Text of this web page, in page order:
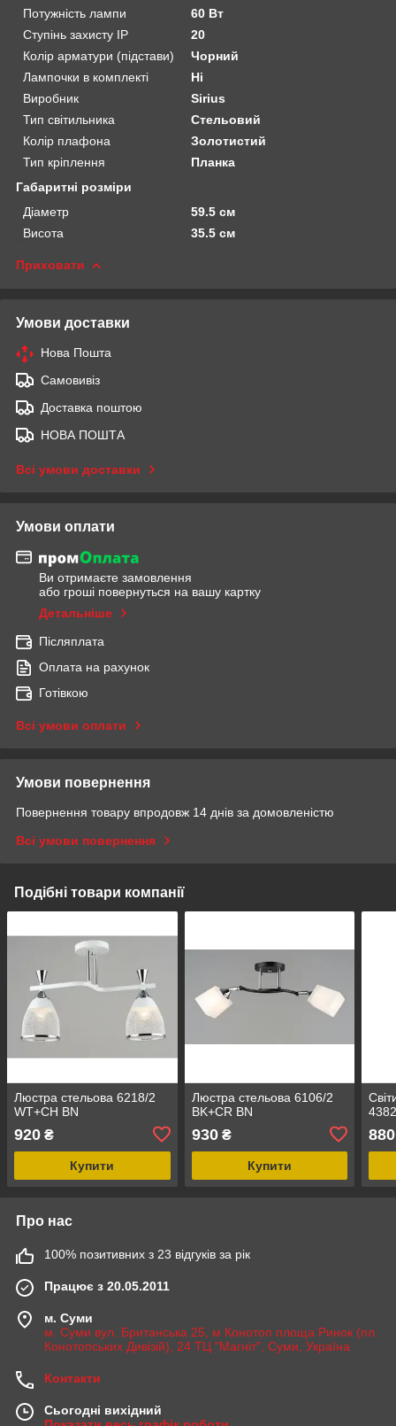
Потужність лампи
60 Вт
Ступінь захисту IP
20
Колір арматури (підстави)
Чорний
Лампочки в комплекті
Ні
Виробник
Sirius
Тип світильника
Стельовий
Колір плафона
Золотистий
Тип кріплення
Планка
Габаритні розміри
Діаметр
59.5 см
Висота
35.5 см
Приховати
Умови доставки
Нова Пошта
Самовивіз
Доставка поштою
НОВА ПОШТА
Всі умови доставки
Умови оплати
Ви отримаєте замовлення
або гроші повернуться на вашу картку
Детальніше
Післяплата
Оплата на рахунок
Готівкою
Всі умови оплати
Умови повернення
Повернення товару впродовж 14 днів за домовленістю
Всі умови повернення
Подібні товари компанії
Люстра стельова 6218/2
WT+CH BN
920 ₴
Купити
Люстра стельова 6106/2
BK+CR BN
930₴
Купити
880
Про нас
100% позитивних з 23 відгуків за рік
Працює з 20.05.2011
м. Суми
м. Суми вул. Британська 25, м Конотоп площа Ринок (пл.
Конотопських Дивізій), 24 ТЦ "Магніт", Суми, Україна
Контакти
Сьогодні вихідний